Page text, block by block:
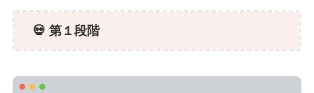
💀 第１段階